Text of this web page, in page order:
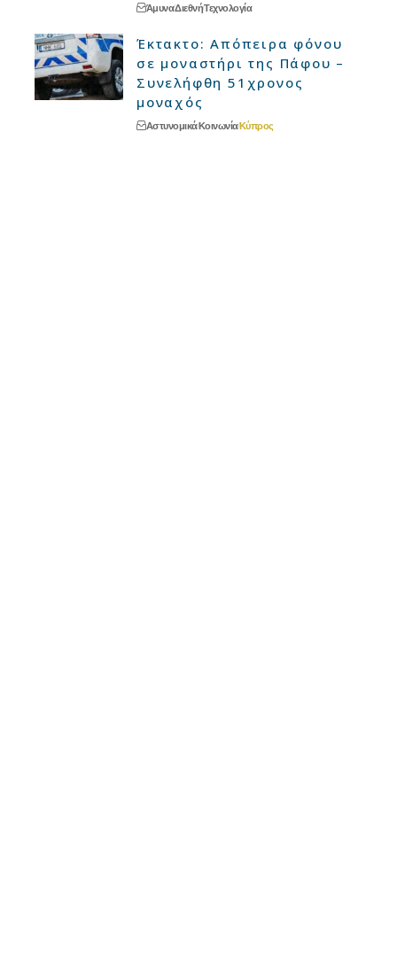
ΆμυναΔιεθνήΤεχνολογία
Έκτακτο: Απόπειρα φόνου
σε μοναστήρι της Πάφου –
Συνελήφθη 51χρονος
μοναχός
ΑστυνομικάΚοινωνίαΚύπρος